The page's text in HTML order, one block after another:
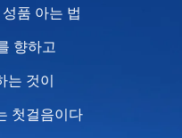
품 아는 법
향하고
는 것이
첫걸음이다